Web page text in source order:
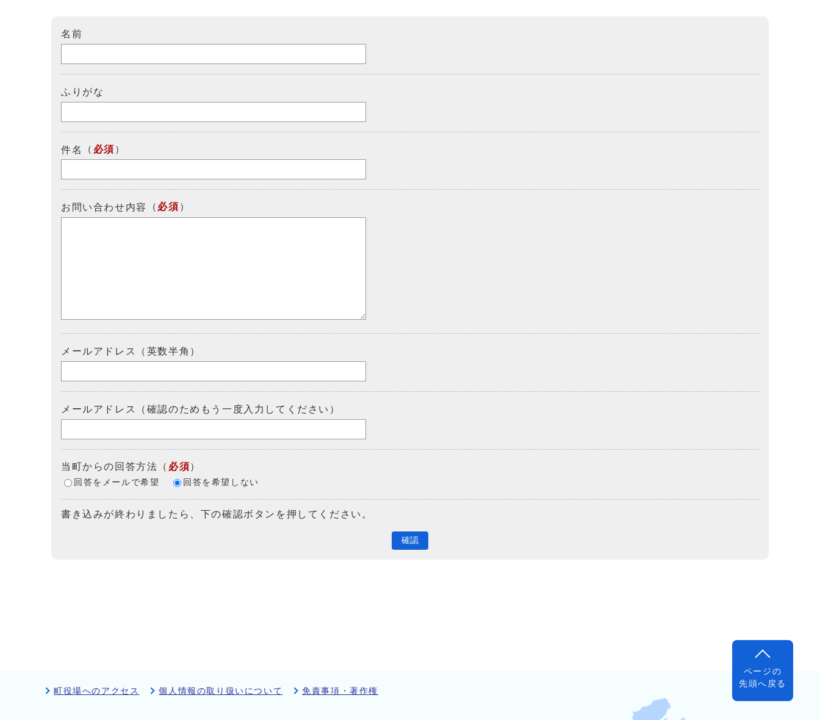
名前
ふりがな
件名 （ 必須 ）
お問い合わせ内容 （ 必須 ）
メールアドレス（英数半角）
メールアドレス（確認のためもう一度入力してください）
当町からの回答方法 （ 必須）
回答をメールで希望 回答を希望しない
書き込みが終わりましたら、下の確認ボタンを押してください。
確認
ページの
先頭へ戻る
町役場へのアクセス
個人情報の取り扱いについて 免責事項・著作権